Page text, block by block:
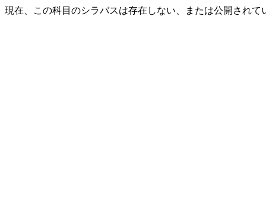
現在、この科目のシラバスは存在しない、または公開されて